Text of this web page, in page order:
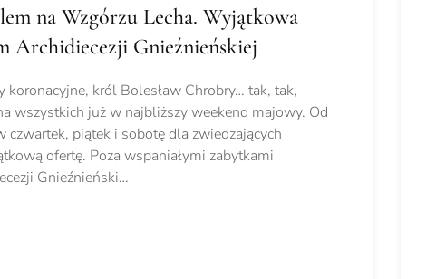
na Wzgórzu Lecha. Wyjątkowa
Archidiecezji Gnieźnieńskiej
król Bolesław Chrobry… tak, tak,
wszystkich już w najbliższy weekend majowy. Od
czwartek, piątek i sobotę dla zwiedzających
ofertę. Poza wspaniałymi zabytkami
Gnieźnieński…